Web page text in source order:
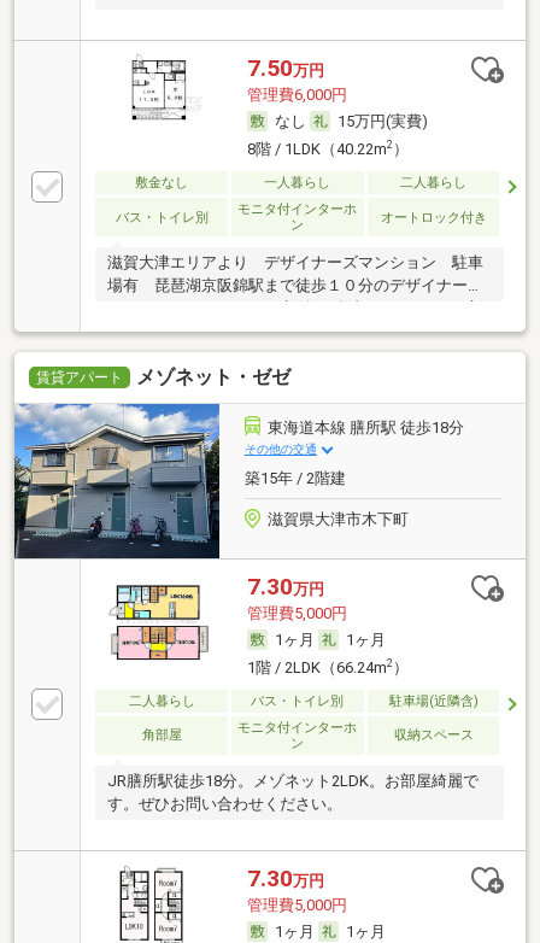
7.50万円
管理費6,000円
なし
15万円(実費)
8階 / 1LDK（40.22m2）
敷金なし 一人暮らし 二人暮らし
バス・トイレ別
モニタ付インターホ
ン
オートロック付き
滋賀大津エリアより デザイナーズマンション 駐車
場有 琵琶湖京阪錦駅まで徒歩１０分のデザイナーズ
料ナシです。嬉しい３点セパレートにシステムキッチ
ン、ウォシュレットトイレなど充実の設備。オートロ
ック、ＴＶホンでセキ
賃貸アパート メゾネット・ゼゼ
東海道本線 膳所駅 徒歩18分
その他の交通
築15年 / 2階建
滋賀県大津市木下町
7.30万円
管理費5,000円
1ヶ月
1ヶ月
1階 / 2LDK（66.24m2）
二人暮らし バス・トイレ別 駐車場(近隣含)
角部屋
モニタ付インターホ
ン
収納スペース
JR膳所駅徒歩18分。メゾネット2LDK。お部屋綺麗で
す。ぜひお問い合わせください。
7.30万円
管理費5,000円
1ヶ月
1ヶ月